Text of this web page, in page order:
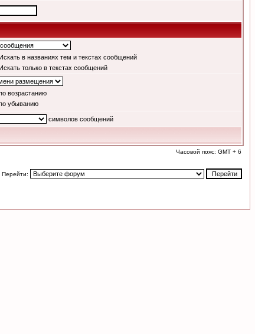
в названиях тем и текстах сообщений
только в текстах сообщений
возрастанию
убыванию
символов сообщений
Часовой пояс: GMT + 6
Перейти: